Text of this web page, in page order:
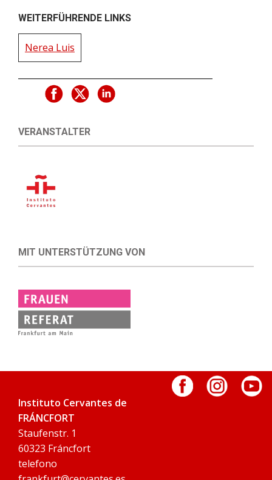
WEITERFÜHRENDE LINKS
Nerea Luis
VERANSTALTER
MIT UNTERSTÜTZUNG VON
Instituto Cervantes de
FRÁNCFORT
Staufenstr. 1
60323 Fráncfort
telefono